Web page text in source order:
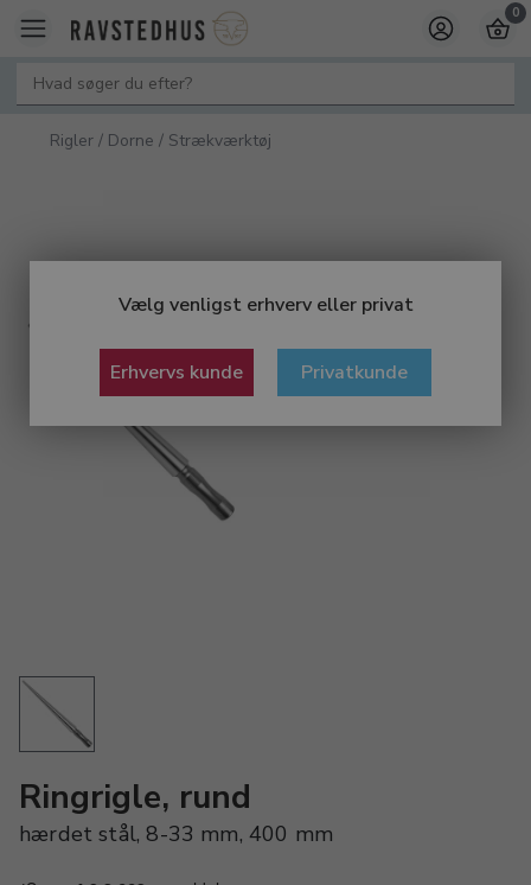
Vælg venligst erhverv eller privat
Erhvervs kunde Privatkunde
0
Rigler / Dorne / Strækværktøj
Ringrigle, rund
hærdet stål, 8-33 mm, 400 mm